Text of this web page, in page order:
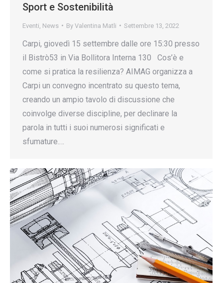
Sport e Sostenibilità
Eventi News By Valentina Matli Settembre 13, 2022
Carpi, giovedì 15 settembre dalle ore 15:30 presso
il Bistrò53 in Via Bollitora Interna 130 Cos’è e
come si pratica la resilienza? AIMAG organizza a
Carpi un convegno incentrato su questo tema,
creando un ampio tavolo di discussione che
coinvolge diverse discipline, per declinare la
parola in tutti i suoi numerosi significati e
sfumature.…